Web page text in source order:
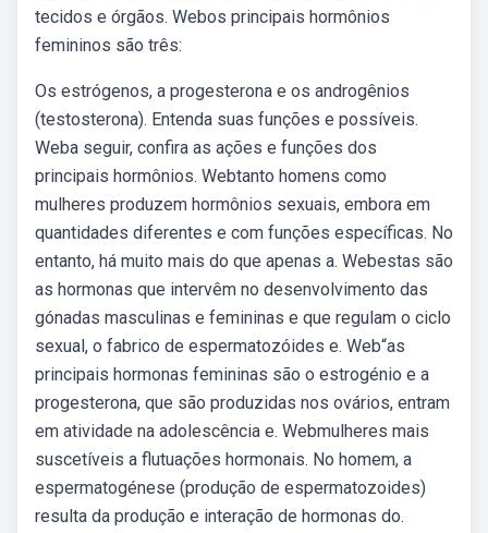
tecidos e órgãos. Webos principais hormônios
femininos são três:
Os estrógenos, a progesterona e os androgênios
(testosterona). Entenda suas funções e possíveis.
Weba seguir, confira as ações e funções dos
principais hormônios. Webtanto homens como
mulheres produzem hormônios sexuais, embora em
quantidades diferentes e com funções específicas. No
entanto, há muito mais do que apenas a. Webestas são
as hormonas que intervêm no desenvolvimento das
gónadas masculinas e femininas e que regulam o ciclo
sexual, o fabrico de espermatozóides e. Web“as
principais hormonas femininas são o estrogénio e a
progesterona, que são produzidas nos ovários, entram
em atividade na adolescência e. Webmulheres mais
suscetíveis a flutuações hormonais. No homem, a
espermatogénese (produção de espermatozoides)
resulta da produção e interação de hormonas do.